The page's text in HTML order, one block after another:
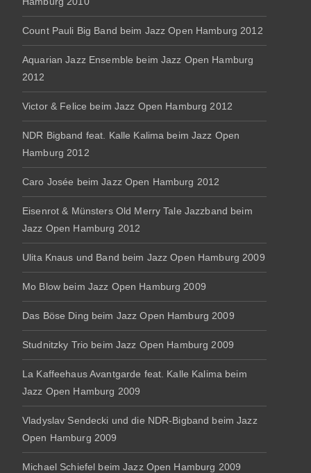
Count Pauli Big Band beim Jazz Open Hamburg 2012
Aquarian Jazz Ensemble beim Jazz Open Hamburg
2012
Victor & Felice beim Jazz Open Hamburg 2012
NDR Bigband feat. Kalle Kalima beim Jazz Open
Hamburg 2012
Caro Josée beim Jazz Open Hamburg 2012
Eisenrot & Münsters Old Merry Tale Jazzband beim
Jazz Open Hamburg 2012
Ulita Knaus und Band beim Jazz Open Hamburg 2009
Mo Blow beim Jazz Open Hamburg 2009
Das Böse Ding beim Jazz Open Hamburg 2009
Studnitzky Trio beim Jazz Open Hamburg 2009
La Kaffeehaus Avantgarde feat. Kalle Kalima beim
Jazz Open Hamburg 2009
Vladyslav Sendecki und die NDR-Bigband beim Jazz
Open Hamburg 2009
Michael Schiefel beim Jazz Open Hamburg 2009